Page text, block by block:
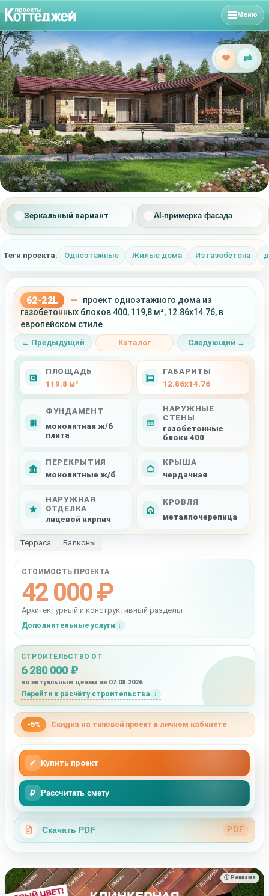
Меню
Зеркальный вариант AI-примерка фасада
Теги проекта: Одноэтажные Жилые дома Из газобетона
❤ ⇄
62-22L —
проект одноэтажного дома из
газобетонных блоков 400, 119,8 м², 12.86x14.76, в
европейском стиле
← Предыдущий Каталог Следующий →
ПЛОЩАДЬ
119.8 м²
ГАБАРИТЫ
12.86x14.76
ФУНДАМЕНТ
монолитная ж/б
плита
НАРУЖНЫЕ
СТЕНЫ
газобетонные
блоки 400
ПЕРЕКРЫТИЯ
монолитные ж/б
КРЫША
чердачная
НАРУЖНАЯ
ОТДЕЛКА
лицевой кирпич
КРОВЛЯ
металлочерепица
Терраса Балконы
СТОИМОСТЬ ПРОЕКТА
42 000 ₽
Архитектурный и конструктивный разделы
Дополнительные услуги
СТРОИТЕЛЬСТВО ОТ
6 280 000 ₽
по актуальным ценам на 07.08.2026
Перейти к расчёту строительства
-5% Скидка на типовой проект в личном кабинете
✓ Купить проект
₽ Рассчитать смету
Скачать PDF PDF
ⓘ Реклама